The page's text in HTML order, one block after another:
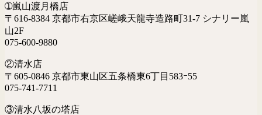
➀嵐山渡月橋店
〒616-8384 京都市右京区嵯峨天龍寺造路町31-7 シナリー嵐
山2F
075-600-9880
②清水店
〒605-0846 京都市東山区五条橋東6丁目583ｰ55
075-741-7711
③清水八坂の塔店